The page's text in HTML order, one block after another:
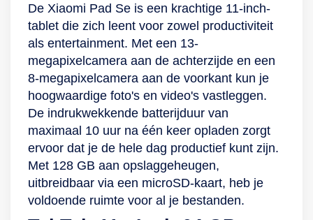
De Xiaomi Pad Se is een krachtige 11-inch-
tablet die zich leent voor zowel productiviteit
als entertainment. Met een 13-
megapixelcamera aan de achterzijde en een
8-megapixelcamera aan de voorkant kun je
hoogwaardige foto's en video's vastleggen.
De indrukwekkende batterijduur van
maximaal 10 uur na één keer opladen zorgt
ervoor dat je de hele dag productief kunt zijn.
Met 128 GB aan opslaggeheugen,
uitbreidbaar via een microSD-kaart, heb je
voldoende ruimte voor al je bestanden.